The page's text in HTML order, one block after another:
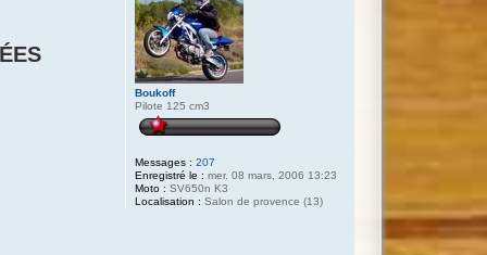
Boukoff
Pilote 125 cm3
Messages : 207
Enregistré le : mer. 08 mars, 2006 13:23
Moto : SV650n K3
Localisation : Salon de provence (13)